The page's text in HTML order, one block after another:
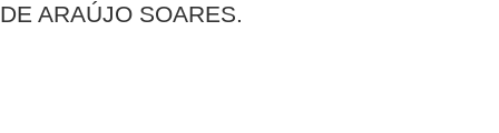
DE ARAÚJO SOARES.